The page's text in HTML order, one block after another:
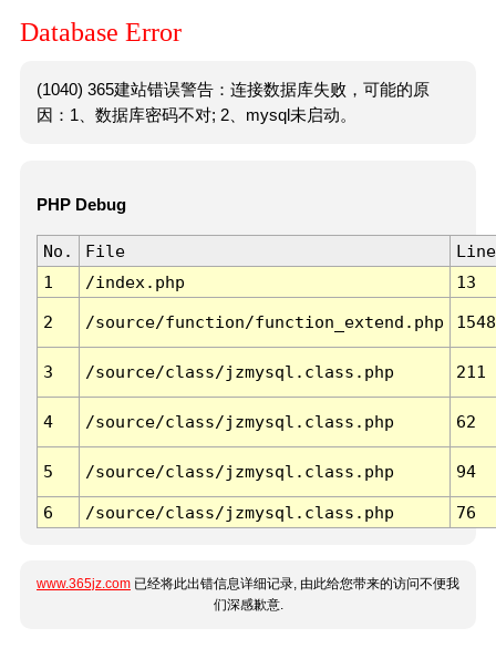
Database Error
(1040) 365建站错误警告：连接数据库失败，可能的原
因：1、数据库密码不对; 2、mysql未启动。
PHP Debug
No. File
Line
1
/index.php 13
2 /source/function/function_extend.php 1548
3 /source/class/jzmysql.class.php 211
4 /source/class/jzmysql.class.php 62
5 /source/class/jzmysql.class.php 94
6 /source/class/jzmysql.class.php 76
www.365jz.com 已经将此出错信息详细记录, 由此给您带来的访问不便我
们深感歉意.